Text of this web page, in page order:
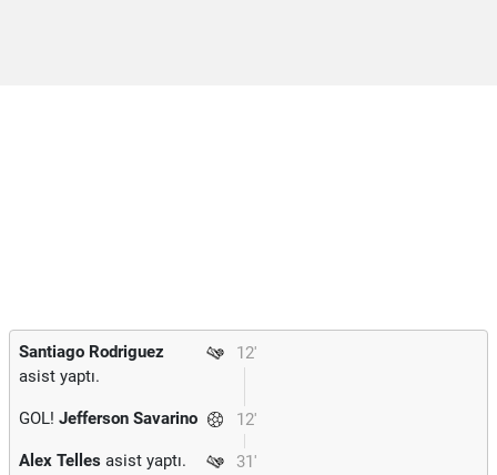
12'
Santiago Rodriguez
asist yaptı.
12'
GOL! Jefferson Savarino
31'
Alex Telles asist yaptı.